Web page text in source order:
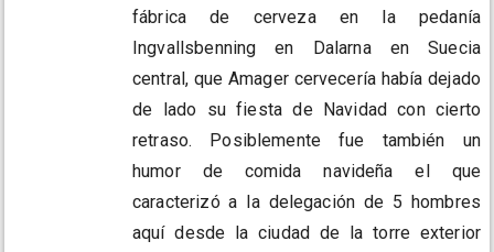
fábrica de cerveza en la pedanía
Ingvallsbenning en Dalarna en Suecia
central, que Amager cervecería había dejado
de lado su fiesta de Navidad con cierto
retraso. Posiblemente fue también un
humor de comida navideña el que
caracterizó a la delegación de 5 hombres
aquí desde la ciudad de la torre exterior